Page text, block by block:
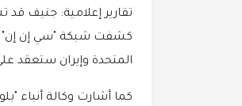
تقارير إعلامية: جنيف قد
كشفت شبكة "سي إن إن"
المتحدة وإيران ستعقد
كما أشارت وكالة أنباء